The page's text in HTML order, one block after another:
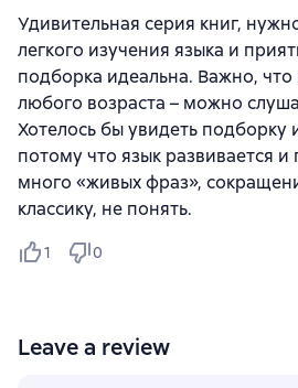
Удивительная серия книг,
легкого изучения языка и
подборка идеальна. Важно,
любого возраста – можно
Хотелось бы увидеть подборку
потому что язык развивается и
много «живых фраз»,
классику, не понять.
1 0
Leave a review